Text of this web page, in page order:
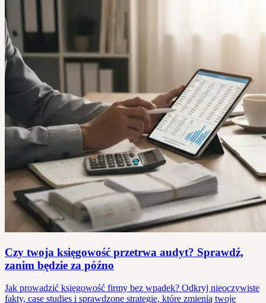
Czy twoja księgowość przetrwa audyt? Sprawdź,
zanim będzie za późno
Jak prowadzić księgowość firmy bez wpadek? Odkryj nieoczywiste
fakty, case studies i sprawdzone strategie, które zmienią twoje